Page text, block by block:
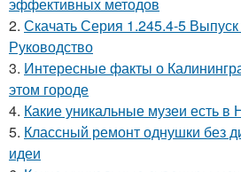
2. Скачать Серия 1.245.4-5
Руководство
3. Интересные факты о
этом городе
4. Какие уникальные музеи есть в
5. Классный ремонт однушки без
идеи